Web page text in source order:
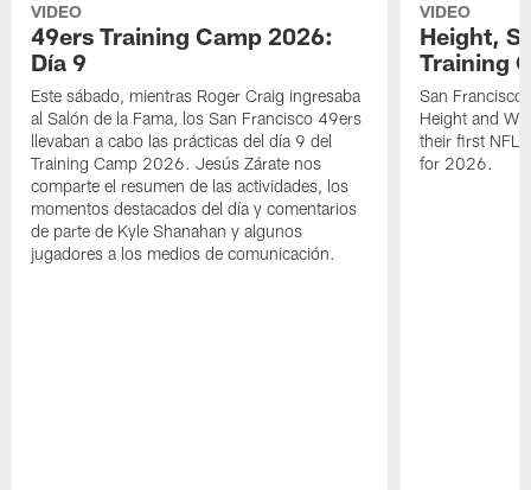
VIDEO
49ers Training Camp 2026:
Día 9
Este sábado, mientras Roger Craig ingresaba
al Salón de la Fama, los San Francisco 49ers
llevaban a cabo las prácticas del día 9 del
Training Camp 2026. Jesús Zárate nos
comparte el resumen de las actividades, los
momentos destacados del día y comentarios
de parte de Kyle Shanahan y algunos
jugadores a los medios de comunicación.
VIDEO
Height,
Training
San Francisco
Height and
their first NFL
for 2026.